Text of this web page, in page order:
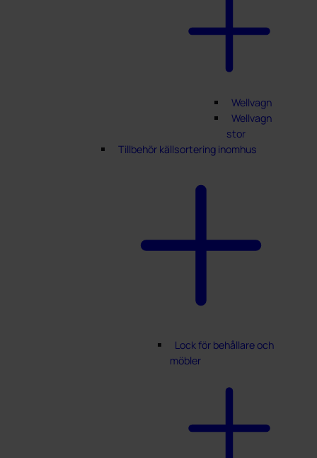
Wellvagn
Wellvagn
stor
Tillbehör källsortering inomhus
Lock för behållare och
möbler